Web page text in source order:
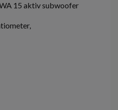
15 aktiv subwoofer